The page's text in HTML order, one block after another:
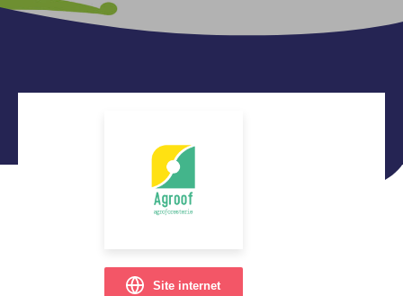
Site internet